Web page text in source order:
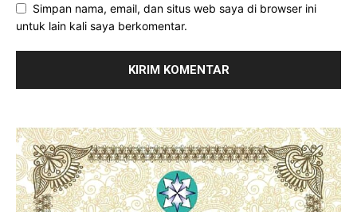
Simpan nama, email, dan situs web saya di browser ini
untuk lain kali saya berkomentar.